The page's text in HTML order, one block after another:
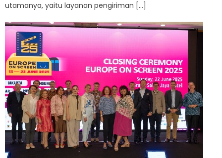
utamanya, yaitu layanan pengiriman […]